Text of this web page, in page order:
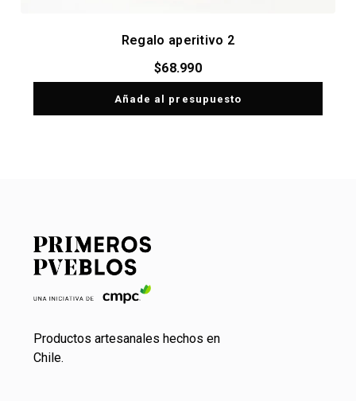
Regalo aperitivo 2
$68.990
Añade al presupuesto
Productos artesanales hechos en
Chile.